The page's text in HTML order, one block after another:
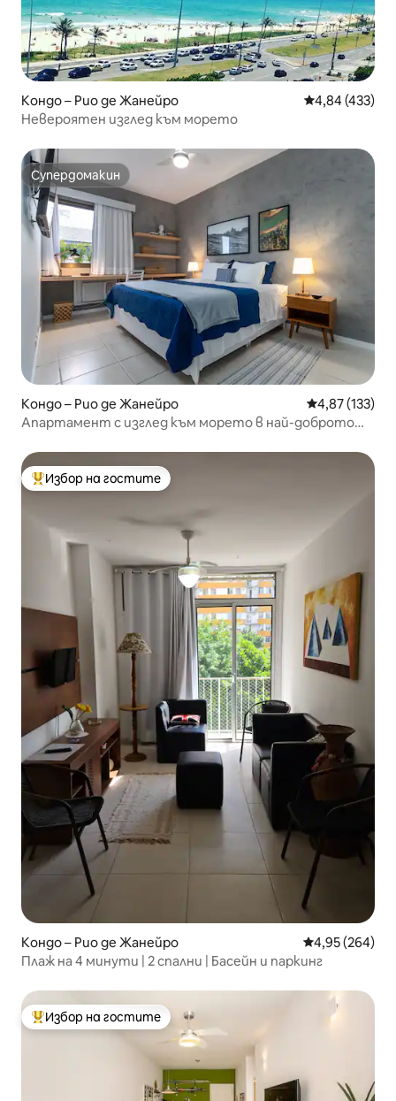
Кондо – Рио де Жанейро Средна
4,84 (433)
Невероятен изглед към морето
Супердомакин
Супердомакин
Кондо – Рио де Жанейро Средна
4,87 (133)
Апартамент с изглед към морето в най-доброто
Най-популярен избор на гостите
Избор на гостите
Кондо – Рио де Жанейро Средна
4,95 (264)
Плаж на 4 минути | 2 спални | Басейн и паркинг
Най-популярен избор на гостите
Избор на гостите